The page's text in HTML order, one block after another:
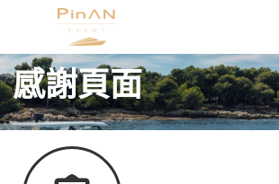
感謝頁面